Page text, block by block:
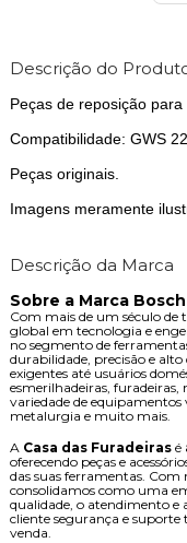
Descrição do
Peças de reposição para
Compatibilidade: GWS
Peças originais.
Imagens meramente
Descrição da Marca
Sobre a Marca Bosch
Com mais de um século de
global em tecnologia e
no segmento de
durabilidade, precisão e
exigentes até usuários
esmerilhadeiras,
variedade de
metalurgia e muito mais.
A Casa das Furadeirasé
oferecendo peças e
das suas ferramentas. Com
consolidamos como uma
qualidade, o atendimento e
cliente segurança e suporte
venda.